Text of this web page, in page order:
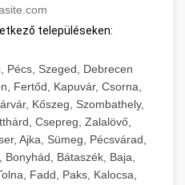
településeken:
Pécs, Szeged, Debrecen
Fertőd, Kapuvár, Csorna,
Kőszeg, Szombathely,
Csepreg, Zalalövő,
Ajka, Sümeg, Pécsvárad,
Bonyhád, Bátaszék, Baja,
Fadd, Paks, Kalocsa,